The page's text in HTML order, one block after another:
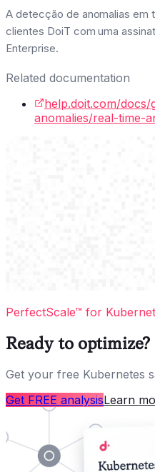
A detecção de anomalias em
clientes DoiT com uma
Enterprise.
Related documentation
help.doit.com/
anomalies/real-time-
PerfectScale™ for
Ready to optimize?
Get your free Kubernetes
Get FREE analysisLearn